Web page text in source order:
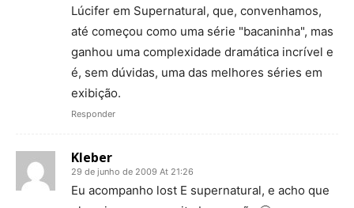
Lúcifer em Supernatural, que, convenhamos,
até começou como uma série "bacaninha", mas
ganhou uma complexidade dramática incrível e
é, sem dúvidas, uma das melhores séries em
exibição.
Responder
Kleber
29 de junho de 2009 At 21:26
Eu acompanho lost E supernatural, e acho que